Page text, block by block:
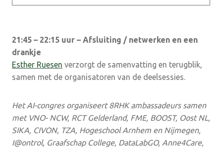
21:45 – 22:15 uur – Afsluiting / netwerken en een
drankje
Esther Ruesen verzorgt de samenvatting en terugblik,
samen met de organisatoren van de deelsessies.
Het AI-congres organiseert 8RHK ambassadeurs samen
met VNO- NCW, RCT Gelderland, FME, BOOST, Oost NL,
SIKA, CIVON, TZA, Hogeschool Arnhem en Nijmegen,
I@ontrol, Graafschap College, DataLabGO, Anne4Care,